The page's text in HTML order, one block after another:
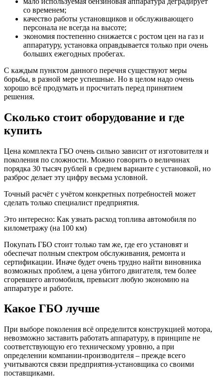
со временем;
качество работы установщиков и обслуживающего
персонала не всегда на высоте;
экономия постепенно снижается с ростом цен на газ и
аппаратуру, установка оправдывается только при очень
больших ежегодных пробегах.
С каждым пунктом данного перечня существуют меры
борьбы, в разной мере успешные. Но в целом надо очень
хорошо всё продумать и просчитать перед принятием
решения.
Сколько стоит оборудование и где
купить
Цена комплекта ГБО очень сильно зависит от изготовителя и
поколения по сложности. Можно говорить о величинах
порядка 30 тысяч рублей в среднем варианте с установкой, но
разброс делает эту цифру весьма условной.
Точный расчёт с учётом конкретных потребностей может
сделать только специалист предприятия.
Это интересно: Как узнать расход топлива автомобиля по
километражу (на 100 км)
Покупать ГБО стоит только там же, где его установят и
обеспечат полным спектром обслуживания, ремонта и
сертификации. Иначе будет очень трудно найти виновника
возможных проблем, а цена убитого двигателя, тем более
сгоревшего автомобиля, превысит любую экономию на
аппаратуре и работе.
Какое ГБО лучше
При выборе поколения всё определится конструкцией мотора,
невозможно заставить работать аппаратуру, в принципе не
соответствующую его техническому уровню, а при
определении компании-производителя – прежде всего
учитываются связи предприятия-установщика со своими
поставщиками.